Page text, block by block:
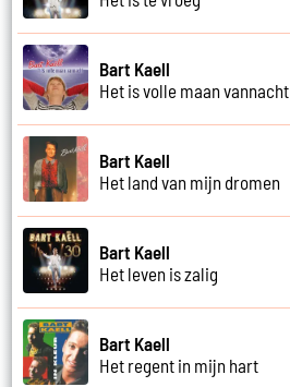
Bart Kaell
Het is volle maan vannacht
Bart Kaell
Het land van mijn dromen
Bart Kaell
Het leven is zalig
Bart Kaell
Het regent in mijn hart